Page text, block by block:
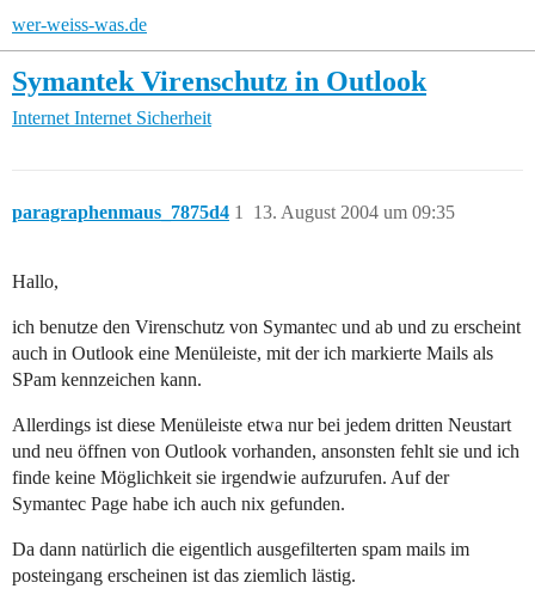
wer-weiss-was.de
Symantek Virenschutz in Outlook
Internet Internet Sicherheit
paragraphenmaus_7875d4 13. August 2004 um 09:35
1
Hallo,
ich benutze den Virenschutz von Symantec und ab und zu erscheint
auch in Outlook eine Menüleiste, mit der ich markierte Mails als
SPam kennzeichen kann.
Allerdings ist diese Menüleiste etwa nur bei jedem dritten Neustart
und neu öffnen von Outlook vorhanden, ansonsten fehlt sie und ich
finde keine Möglichkeit sie irgendwie aufzurufen. Auf der
Symantec Page habe ich auch nix gefunden.
Da dann natürlich die eigentlich ausgefilterten spam mails im
posteingang erscheinen ist das ziemlich lästig.